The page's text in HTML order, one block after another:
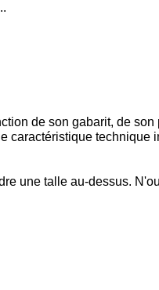
de son gabarit, de son
caractéristique technique
une talle au-dessus.